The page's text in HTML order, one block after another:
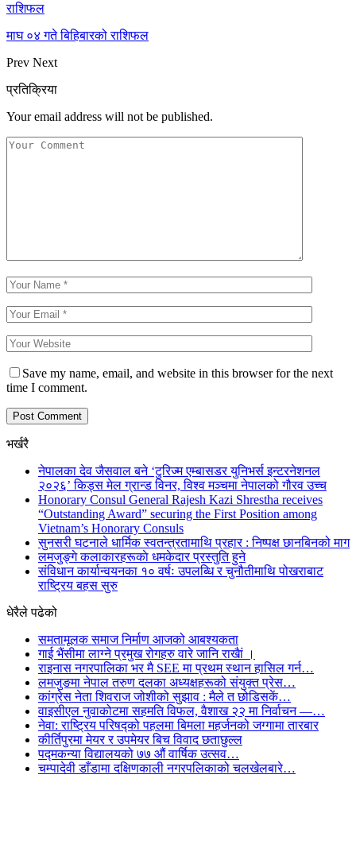
राशिफल
माघ ०४ गते बिहिबारको राशिफल
Prev Next
प्रतिक्रिया
Your email address will not be published.
Save my name, email, and website in this browser for the next
time I comment.
भर्खरै
नेपालका देव जैसवाल बने ‘टुरिज्म एम्बासडर युनिभर्स इन्टरनेशनल
२०२६’ किड्स मेल ग्रान्ड विनर, विश्व मञ्चमा नेपालको गौरव उच्च
Honorary Consul General Rajesh Kazi Shrestha receives
“Outstanding Award” securing the First Position among
Vietnam’s Honorary Consuls
सुनसरी घटनाले धार्मिक स्वतन्त्रतामाथि प्रहार : निष्पक्ष छानबिनको माग
लमजुङ्गे कलाकारहरूकाे धमकेदार प्रस्तुति हुने
संविधान कार्यान्वयनका १० वर्षः उपलब्धि र चुनौतीमाथि पोखराबाट
राष्ट्रिय बहस सुरु
धेरैले पढेको
समतामूलक समाज निर्माण आजको आबश्यकता
गाई भैंसीमा लाग्ने प्रमुख रोगहरु वारे जानि राखैां ।
राइनास नगरपालिका भर मै SEE मा प्रथम स्थान हासिल गर्न…
लमजुङमा नेपाल तरुण दलका अध्यक्षहरूको संयुक्त प्रेस…
कांग्रेस नेता शिवराज जोशीको सुझाव : मैले त छोडिसकें…
वाइसीएल नुवाकोटमा सहमति विफल, वैशाख २२ मा निर्वाचन —…
नेवा: राष्ट्रिय परिषद्को पहलमा बिमला महर्जनको जग्गामा तारबार
कीर्तिपुरमा मेयर र उपमेयर बिच विवाद छताछुल्ल
पद्मकन्या विद्यालयको ७७ औं ‌‌वार्षिक ‌उत्सव…
चम्पादेवी डाँडामा दक्षिणकाली नगरपलिकाको चलखेलबारे…